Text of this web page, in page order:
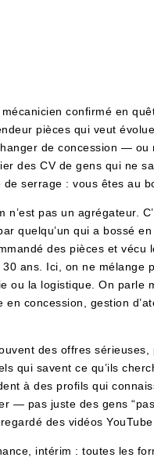
confirmé en
pièces qui veut
de concession — ou
des CV de gens qui ne
de serrage : vous êtes au
n’est pas un agrégateur.
quelqu’un qui a bossé
des pièces et vécu
ans. Ici, on ne mélange
ou la logistique. On parle
en concession, gestion
des offres sérieuses,
qui savent ce qu’ils
à des profils qui
— pas juste des gens
des vidéos YouTube.
intérim : toutes les